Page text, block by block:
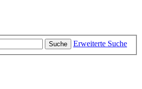
Suche Erweiterte Suche